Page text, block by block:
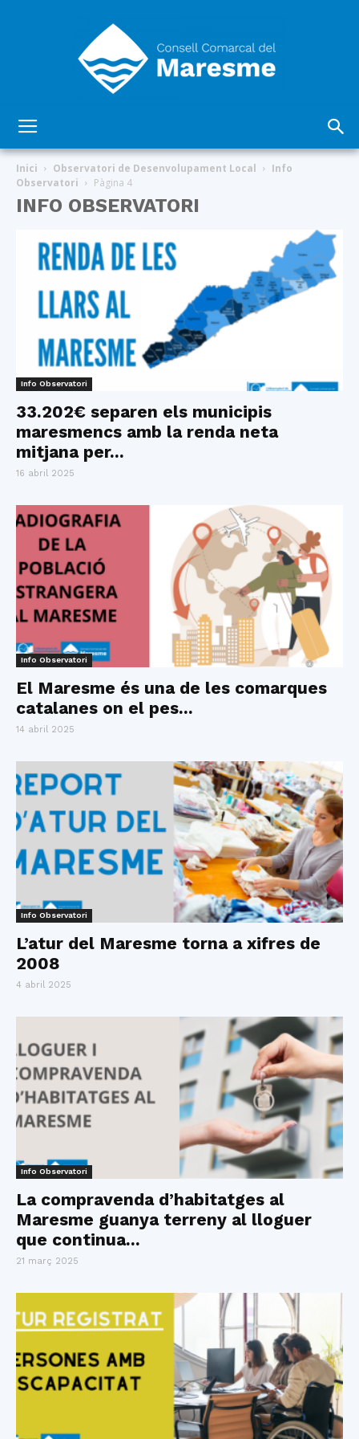
Comarcal
Maresme
Inici Observatori de Desenvolupament Local
Info
Observatori
Pàgina 4
INFO OBSERVATORI
Info Observatori
33.202€ separen els municipis
maresmencs amb la renda neta
mitjana per...
16 abril 2025
Info Observatori
El Maresme és una de les comarques
catalanes on el pes...
14 abril 2025
Info Observatori
L’atur del Maresme torna a xifres de
2008
4 abril 2025
Info Observatori
La compravenda d’habitatges al
Maresme guanya terreny al lloguer
que continua...
21 març 2025